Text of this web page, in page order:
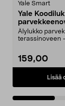
Yale Smart
Yale
Älylukko
terassinoveen
159,00
Lisää